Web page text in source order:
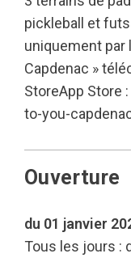
pickleball et
uniquement par
Capdenac »
StoreApp Store
to-you-
Ouverture
du 01 janvier
Tous les jours :